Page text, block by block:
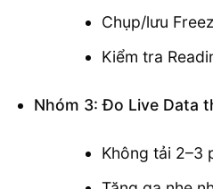
Chụp/lưu
Kiểm tra
Nhóm 3: Đo Live Data
Không tải 2–3